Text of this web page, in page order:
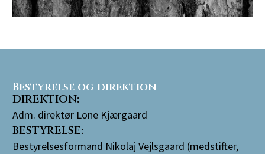
Bestyrelse og direktion
DIREKTION:
Adm. direktør Lone Kjærgaard
BESTYRELSE:
Bestyrelsesformand Nikolaj Vejlsgaard (medstifter,